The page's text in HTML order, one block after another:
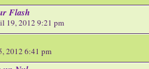
Flash
19, 2012 9:21 pm
2012 6:41 pm